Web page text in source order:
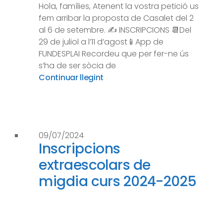
Hola, famílies, Atenent la vostra petició us
fem arribar la proposta de Casalet del 2
al 6 de setembre. ✍️ INSCRIPCIONS 📆Del
29 de juliol a l’11 d’agost📱App de
FUNDESPLAI Recordeu que per fer-ne ús
s’ha de ser sòcia de
Continuar llegint
09/07/2024
Inscripcions
extraescolars de
migdia curs 2024-2025